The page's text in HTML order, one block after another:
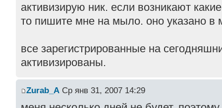
активизирую ник. если возникают
то пишите мне на мыло. оно указано
все зарегистрированные на
активизированы.
Zurab_A Ср янв 31, 2007 14:29